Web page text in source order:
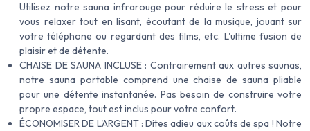
Utilisez notre sauna infrarouge pour réduire le stress et pour
vous relaxer tout en lisant, écoutant de la musique, jouant sur
votre téléphone ou regardant des films, etc. L'ultime fusion de
plaisir et de détente.
CHAISE DE SAUNA INCLUSE : Contrairement aux autres saunas,
notre sauna portable comprend une chaise de sauna pliable
pour une détente instantanée. Pas besoin de construire votre
propre espace, tout est inclus pour votre confort.
ÉCONOMISER DE L'ARGENT : Dites adieu aux coûts de spa ! Notre